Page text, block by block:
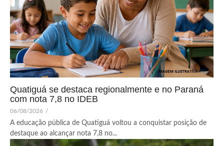
Quatiguá se destaca regionalmente e no Paraná
com nota 7,8 no IDEB
06/08/2026 /
A educação pública de Quatiguá voltou a conquistar posição de
destaque ao alcançar nota 7,8 no...